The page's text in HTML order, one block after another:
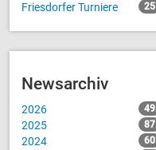
Friesdorfer Turniere 25
Newsarchiv
2026 49
2025 87
2024 60